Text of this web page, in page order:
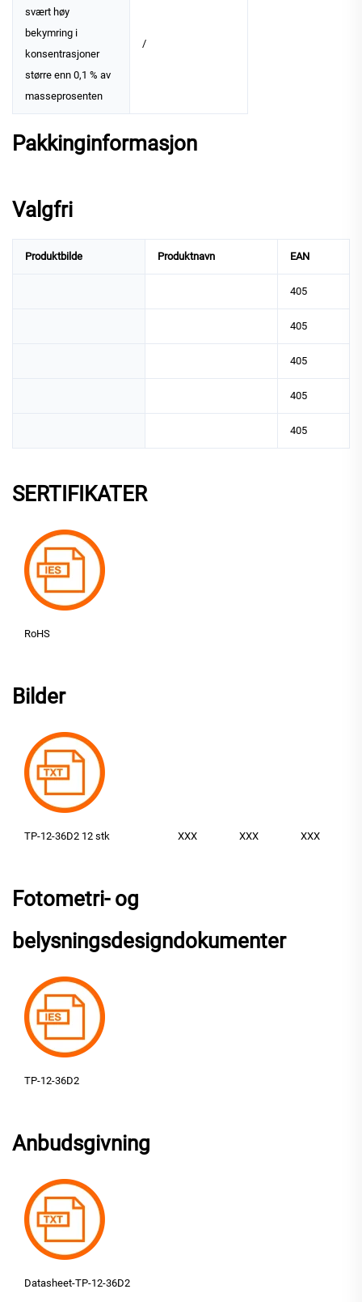
svært høy
bekymring i
konsentrasjoner
større enn 0,1 % av
masseprosenten
/
Pakkinginformasjon
Valgfri
Produktbilde Produktnavn EAN
405
405
405
405
405
SERTIFIKATER
RoHS
Bilder
TP-12-36D2 12 stk XXX XXX XXX
Fotometri- og
belysningsdesigndokumenter
TP-12-36D2
Anbudsgivning
Datasheet-TP-12-36D2